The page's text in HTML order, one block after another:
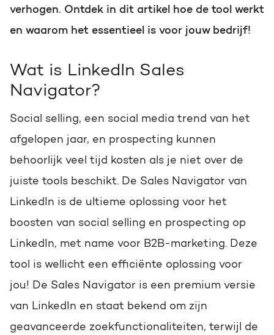
HUBSPOT PORTAL REVIEW
Haal alles uit je HubSpot
licentie
Gratis portal review
HUBSPOT NIEUWSBRIEF
Op de hoogte blijven van het
Schrijf je nu in!
Awards
JOIN THE BRIGHT SIDE
Wij zoeken volop A-spelers
verhogen. Ontdek in dit artikel hoe de tool werkt
en waarom het essentieel is voor jouw bedrijf!
Wat is LinkedIn Sales
Navigator?
Social selling, een social media trend van het
afgelopen jaar, en prospecting kunnen
behoorlijk veel tijd kosten als je niet over de
juiste tools beschikt. De Sales Navigator van
LinkedIn is de ultieme oplossing voor het
boosten van social selling en prospecting op
LinkedIn, met name voor B2B-marketing. Deze
tool is wellicht een efficiënte oplossing voor
jou! De Sales Navigator is een premium versie
van LinkedIn en staat bekend om zijn
geavanceerde zoekfunctionaliteiten, terwijl de